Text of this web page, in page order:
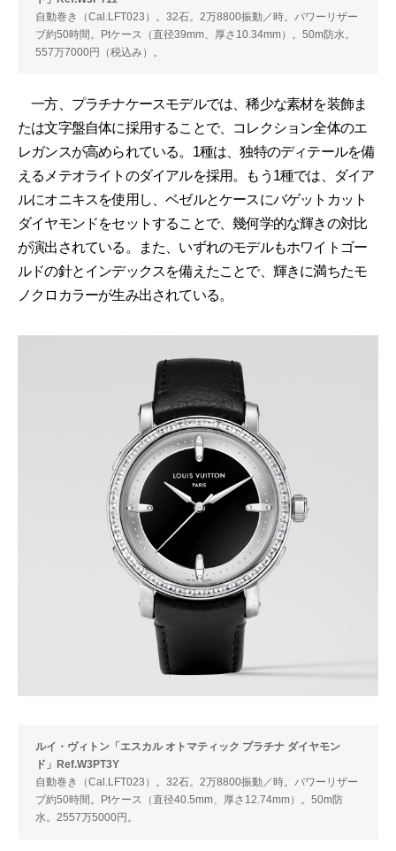
自動巻き（Cal.LFT023）。32石。2万8800振動／時。パワーリザー
ブ約50時間。Ptケース（直径39mm、厚さ10.34mm）。50m防水。
557万7000円（税込み）。
一方、プラチナケースモデルでは、稀少な素材を装飾ま
たは文字盤自体に採用することで、コレクション全体のエ
レガンスが高められている。1種は、独特のディテールを備
えるメテオライトのダイアルを採用。もう1種では、ダイア
ルにオニキスを使用し、ベゼルとケースにバゲットカット
ダイヤモンドをセットすることで、幾何学的な輝きの対比
が演出されている。また、いずれのモデルもホワイトゴー
ルドの針とインデックスを備えたことで、輝きに満ちたモ
ノクロカラーが生み出されている。
ルイ・ヴィトン「エスカル オトマティック プラチナ ダイヤモン
ド」Ref.W3PT3Y
自動巻き（Cal.LFT023）。32石。2万8800振動／時。パワーリザー
ブ約50時間。Ptケース（直径40.5mm、厚さ12.74mm）。50m防
水。2557万5000円。